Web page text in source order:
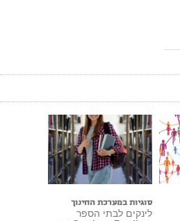
סוגיות במערכת החינוך
לינקים לבתי הספר